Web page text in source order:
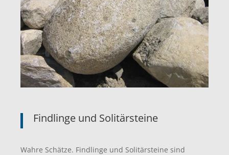
Findlinge und Solitärsteine
Wahre Schätze. Findlinge und Solitärsteine sind